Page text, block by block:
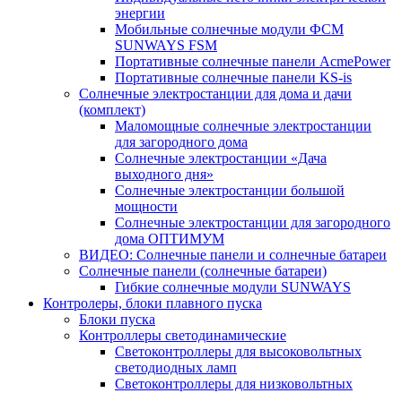
энергии
Мобильные солнечные модули ФСМ
SUNWAYS FSM
Портативные солнечные панели AcmePower
Портативные солнечные панели KS-is
Солнечные электростанции для дома и дачи
(комплект)
Маломощные солнечные электростанции
для загородного дома
Солнечные электростанции «Дача
выходного дня»
Солнечные электростанции большой
мощности
Солнечные электростанции для загородного
дома ОПТИМУМ
ВИДЕО: Солнечные панели и солнечные батареи
Солнечные панели (солнечные батареи)
Гибкие солнечные модули SUNWAYS
Контролеры, блоки плавного пуска
Блоки пуска
Контроллеры светодинамические
Светоконтроллеры для высоковольтных
светодиодных ламп
Светоконтроллеры для низковольтных